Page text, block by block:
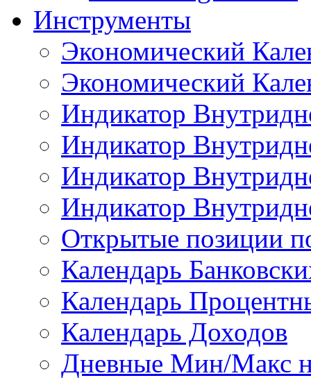
Инструменты
Экономический
Экономический
Индикатор
Индикатор
Индикатор
Индикатор
Открытые позиции
Календарь
Календарь
Календарь Доходов
Дневные Мин/Макс